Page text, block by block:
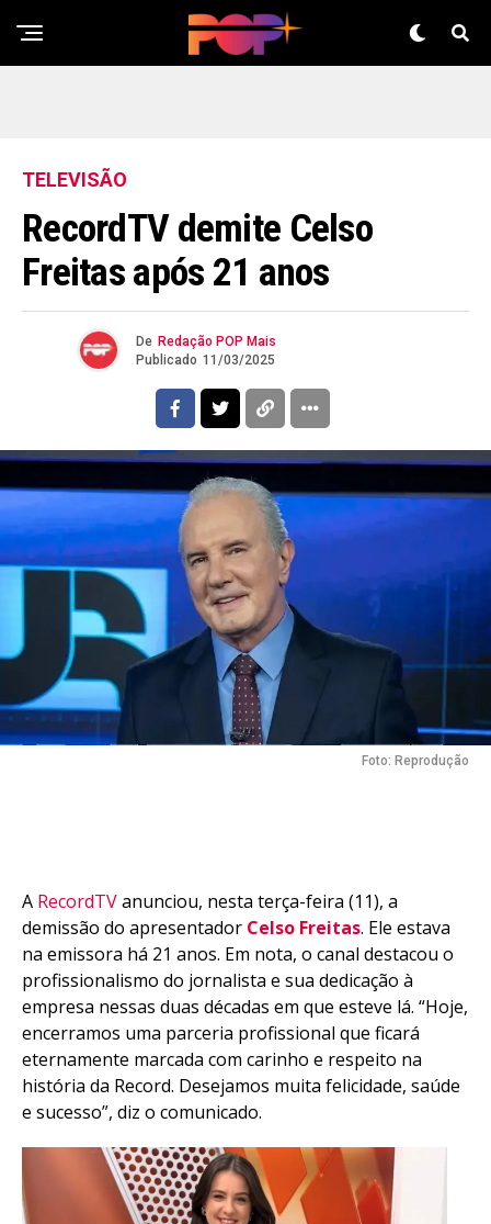
TELEVISÃO
RecordTV demite Celso
Freitas após 21 anos
De Redação POP Mais
Publicado 11/03/2025
Foto: Reprodução
A RecordTVanunciou, nesta terça-feira (11), a
demissão do apresentador Celso Freitas. Ele estava
na emissora há 21 anos. Em nota, o canal destacou o
profissionalismo do jornalista e sua dedicação à
empresa nessas duas décadas em que esteve lá. “Hoje,
encerramos uma parceria profissional que ficará
eternamente marcada com carinho e respeito na
história da Record. Desejamos muita felicidade, saúde
e sucesso”, diz o comunicado.